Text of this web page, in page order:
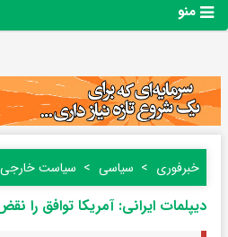
منو
خبرفوری سیاسی سیاست خارجی
دیپلمات ایرانی: آمریکا توافق را